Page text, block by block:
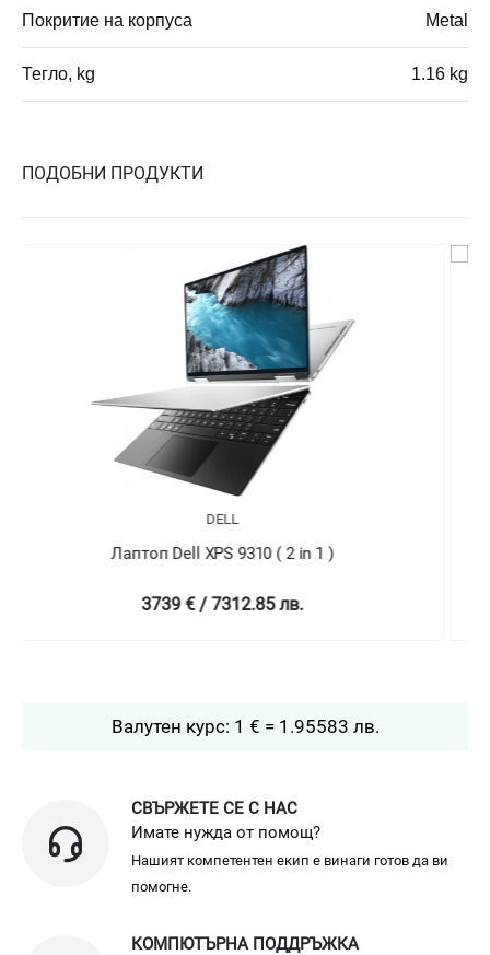
Покритие на корпуса Metal
Тегло, kg 1.16 kg
ПОДОБНИ ПРОДУКТИ
DELL
Лаптоп Dell XPS 9310 ( 2 in 1 )
4758.99 € / 9307.78 лв.
Валутен курс: 1 € = 1.95583 лв.
СВЪРЖЕТЕ СЕ С НАС
Имате нужда от помощ?
Нашият компетентен екип е винаги готов да ви
помогне.
КОМПЮТЪРНА ПОДДРЪЖКА